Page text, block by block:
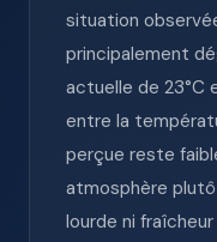
situation
principalement
actuelle de 23°C
entre la
perçue reste
atmosphère
lourde ni